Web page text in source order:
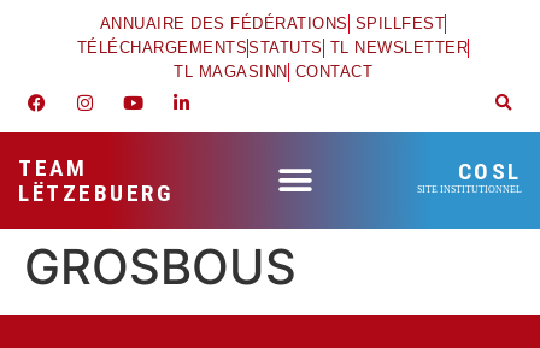
ANNUAIRE DES FÉDÉRATIONS SPILLFEST
TÉLÉCHARGEMENTSSTATUTS TL NEWSLETTER
TL MAGASINN CONTACT
TEAM
LËTZEBUERG
COSL
SITE INSTITUTIONNEL
GROSBOUS